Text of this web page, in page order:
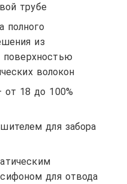
трубе
полного
из
волокон
от 18 до 100%
для забора
для отвода